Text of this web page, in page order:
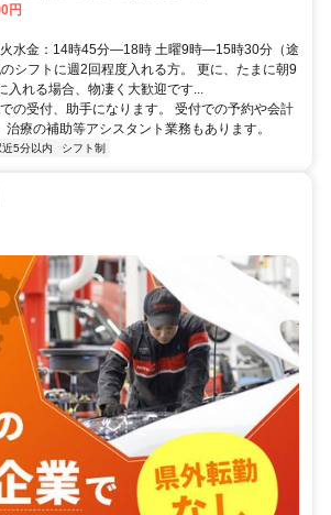
円
水金：14時45分―18時 土曜9時―15時30分（途
シフトに週2回程度入れる方。 更に、たまに朝9
れる場合、物凄く大歓迎です...
の受付、助手になります。 受付での予約や会計
治療の補助等アシスタント業務もあります。
近5分以内 シフト制